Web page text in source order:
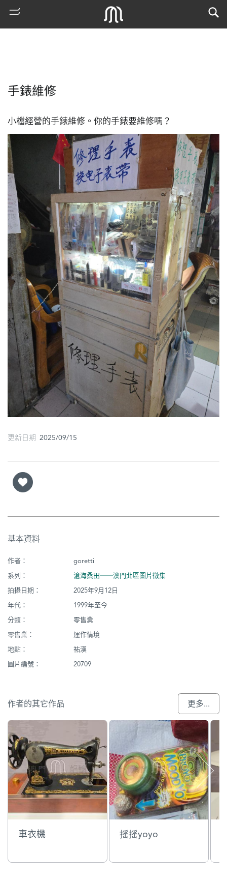
熱
門
索
古
地
圖
閣
寺
廟
巴
堂
街
市
手錶維修
小檔經營的手錶維修。你的手錶要維修嗎？
更新日期 2025/09/15
基本資料
作者：
goretti
系列：
滄海桑田──澳門北區圖片徵集
拍攝日期：
2025年9月12日
年代：
1999年至今
分類：
零售業
零售業：
運作情境
地點：
祐漢
圖片編號：
20709
作者的其它作品 更多...
車衣機 摇摇yoyo